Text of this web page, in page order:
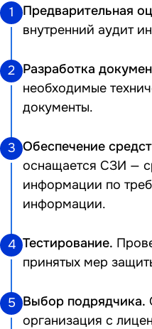
1
Предварительная
внутренний аудит
2 Разработка
необходимые
документы.
3 Обеспечение
оснащается СЗИ —
информации по
информации.
4 Тестирование.
принятых мер
5 Выбор подрядчика.
организация с